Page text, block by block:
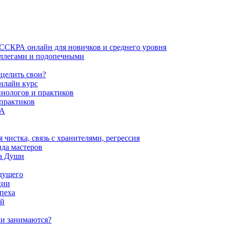
онлайн для новичков и среднего уровня
и подопечными
свои?
курс
и практиков
связь с хранителями, регрессия
мастеров
Души
занимаются?